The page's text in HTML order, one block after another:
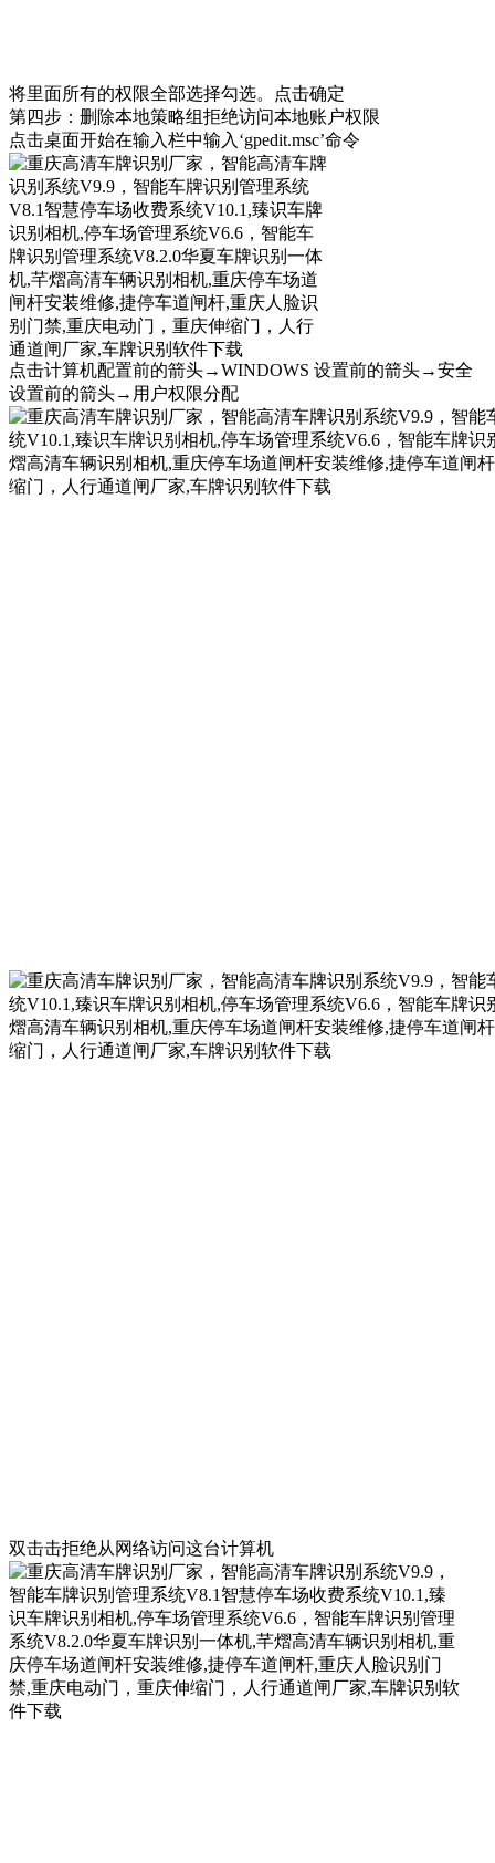
将里面所有的权限全部选择勾选。点击确定
第四步：删除本地策略组拒绝访问本地账户权限
点击桌面开始在输入栏中输入‘gpedit.msc’命令
点击计算机配置前的箭头→WINDOWS 设置前的箭头→安全
设置前的箭头→用户权限分配
双击击拒绝从网络访问这台计算机